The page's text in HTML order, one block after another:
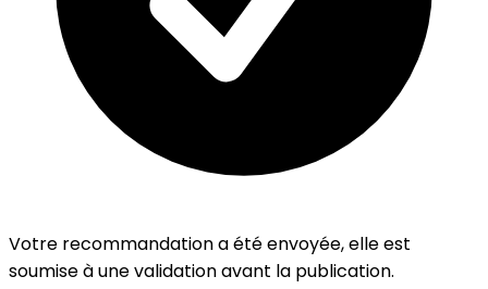
Votre recommandation a été envoyée, elle est
soumise à une validation avant la publication.